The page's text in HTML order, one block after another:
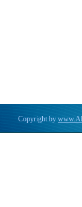
Copyright by